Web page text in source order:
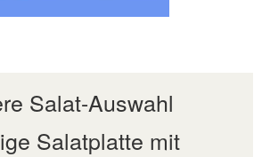
Salat-Auswahl
Salatplatte mit